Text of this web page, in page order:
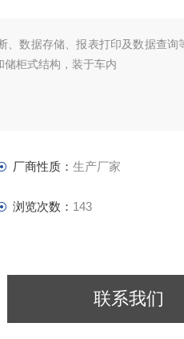
、数据存储、报表打印及数据查询
柜式结构，装于车内
厂商性质： 生产厂家
浏览次数： 143
联系我们